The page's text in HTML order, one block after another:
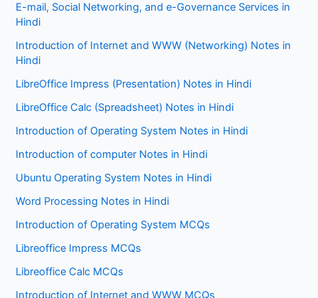
E-mail, Social Networking, and e-Governance Services in
Hindi
Introduction of Internet and WWW (Networking) Notes in
Hindi
LibreOffice Impress (Presentation) Notes in Hindi
LibreOffice Calc (Spreadsheet) Notes in Hindi
Introduction of Operating System Notes in Hindi
Introduction of computer Notes in Hindi
Ubuntu Operating System Notes in Hindi
Word Processing Notes in Hindi
Introduction of Operating System MCQs
Libreoffice Impress MCQs
Libreoffice Calc MCQs